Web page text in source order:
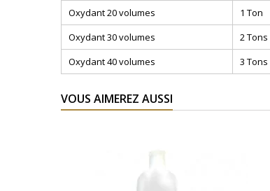
Oxydant 20 volumes
1 Ton
Oxydant 30 volumes
2 Tons
Oxydant 40 volumes
3 Tons
VOUS AIMEREZ AUSSI